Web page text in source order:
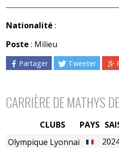
Nationalité :
Poste : Milieu
Partager Tweeter
CARRIÈRE DE MATHYS
PAYS
CLUBS
Olympique Lyonnais (B)